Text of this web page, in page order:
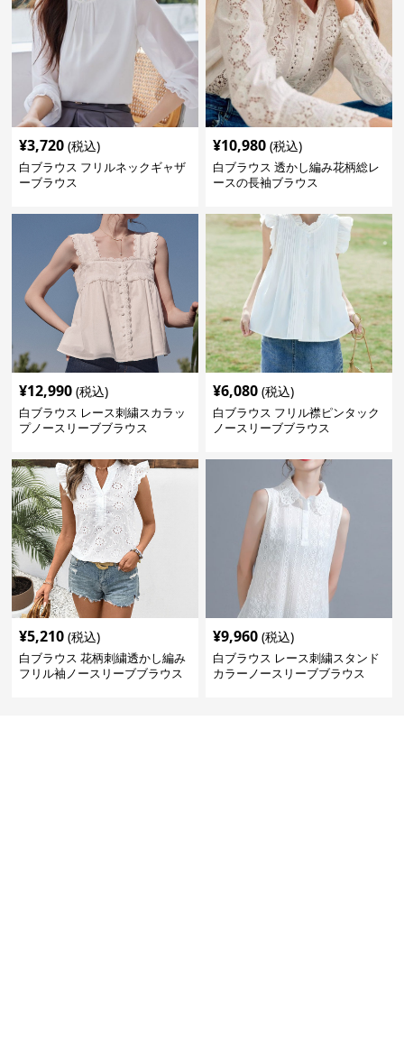
¥3,720 (税込)
白ブラウス フリルネックギャザ
ーブラウス
¥10,980 (税込)
白ブラウス 透かし編み花柄総レ
ースの長袖ブラウス
¥12,990 (税込)
白ブラウス レース刺繍スカラッ
プノースリーブブラウス
¥6,080 (税込)
白ブラウス フリル襟ピンタック
ノースリーブブラウス
¥5,210 (税込)
白ブラウス 花柄刺繍透かし編み
フリル袖ノースリーブブラウス
¥9,960 (税込)
白ブラウス レース刺繍スタンド
カラーノースリーブブラウス